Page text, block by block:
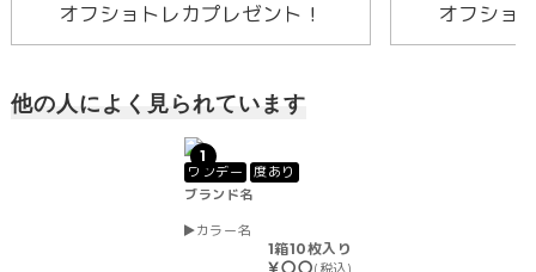
オフショトレカプレゼント！
オフショ
他の人によく見られています
1
ワンデー
度あり
ブランド名
カラー名
1箱10枚入り
￥〇〇